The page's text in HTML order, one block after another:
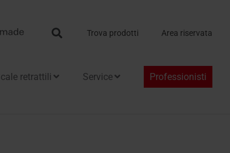
Trova prodotti Area riservata
Search
retrattili Service Professionisti